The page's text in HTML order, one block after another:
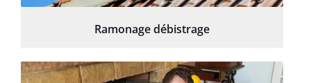
Ramonage débistrage